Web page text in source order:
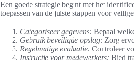
Een goede strategie begint met het
toepassen van de juiste stappen voor
Categoriseer gegevens: Bepaal
Gebruik beveiligde opslag: Zorg
Regelmatige evaluatie: Controleer
Instructie voor medewerkers: Bied